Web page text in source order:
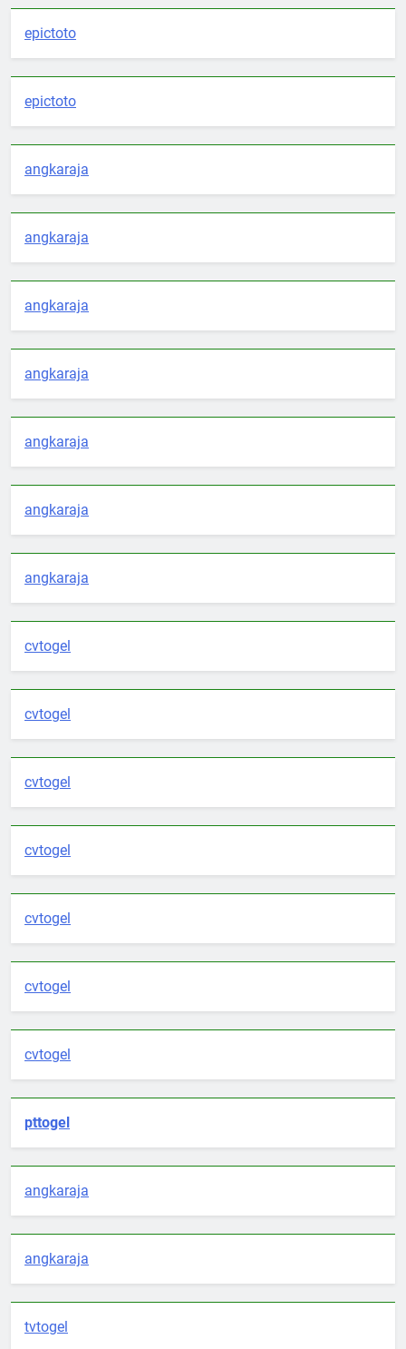
epictoto
epictoto
angkaraja
angkaraja
angkaraja
angkaraja
angkaraja
angkaraja
angkaraja
cvtogel
cvtogel
cvtogel
cvtogel
cvtogel
cvtogel
cvtogel
pttogel
angkaraja
angkaraja
tvtogel